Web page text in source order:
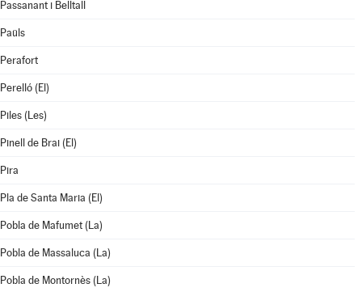
Passanant i Belltall
Paüls
Perafort
Perelló (El)
Piles (Les)
Pinell de Brai (El)
Pira
Pla de Santa Maria (El)
Pobla de Mafumet (La)
Pobla de Massaluca (La)
Pobla de Montornès (La)